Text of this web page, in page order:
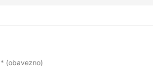
* (obavezno)